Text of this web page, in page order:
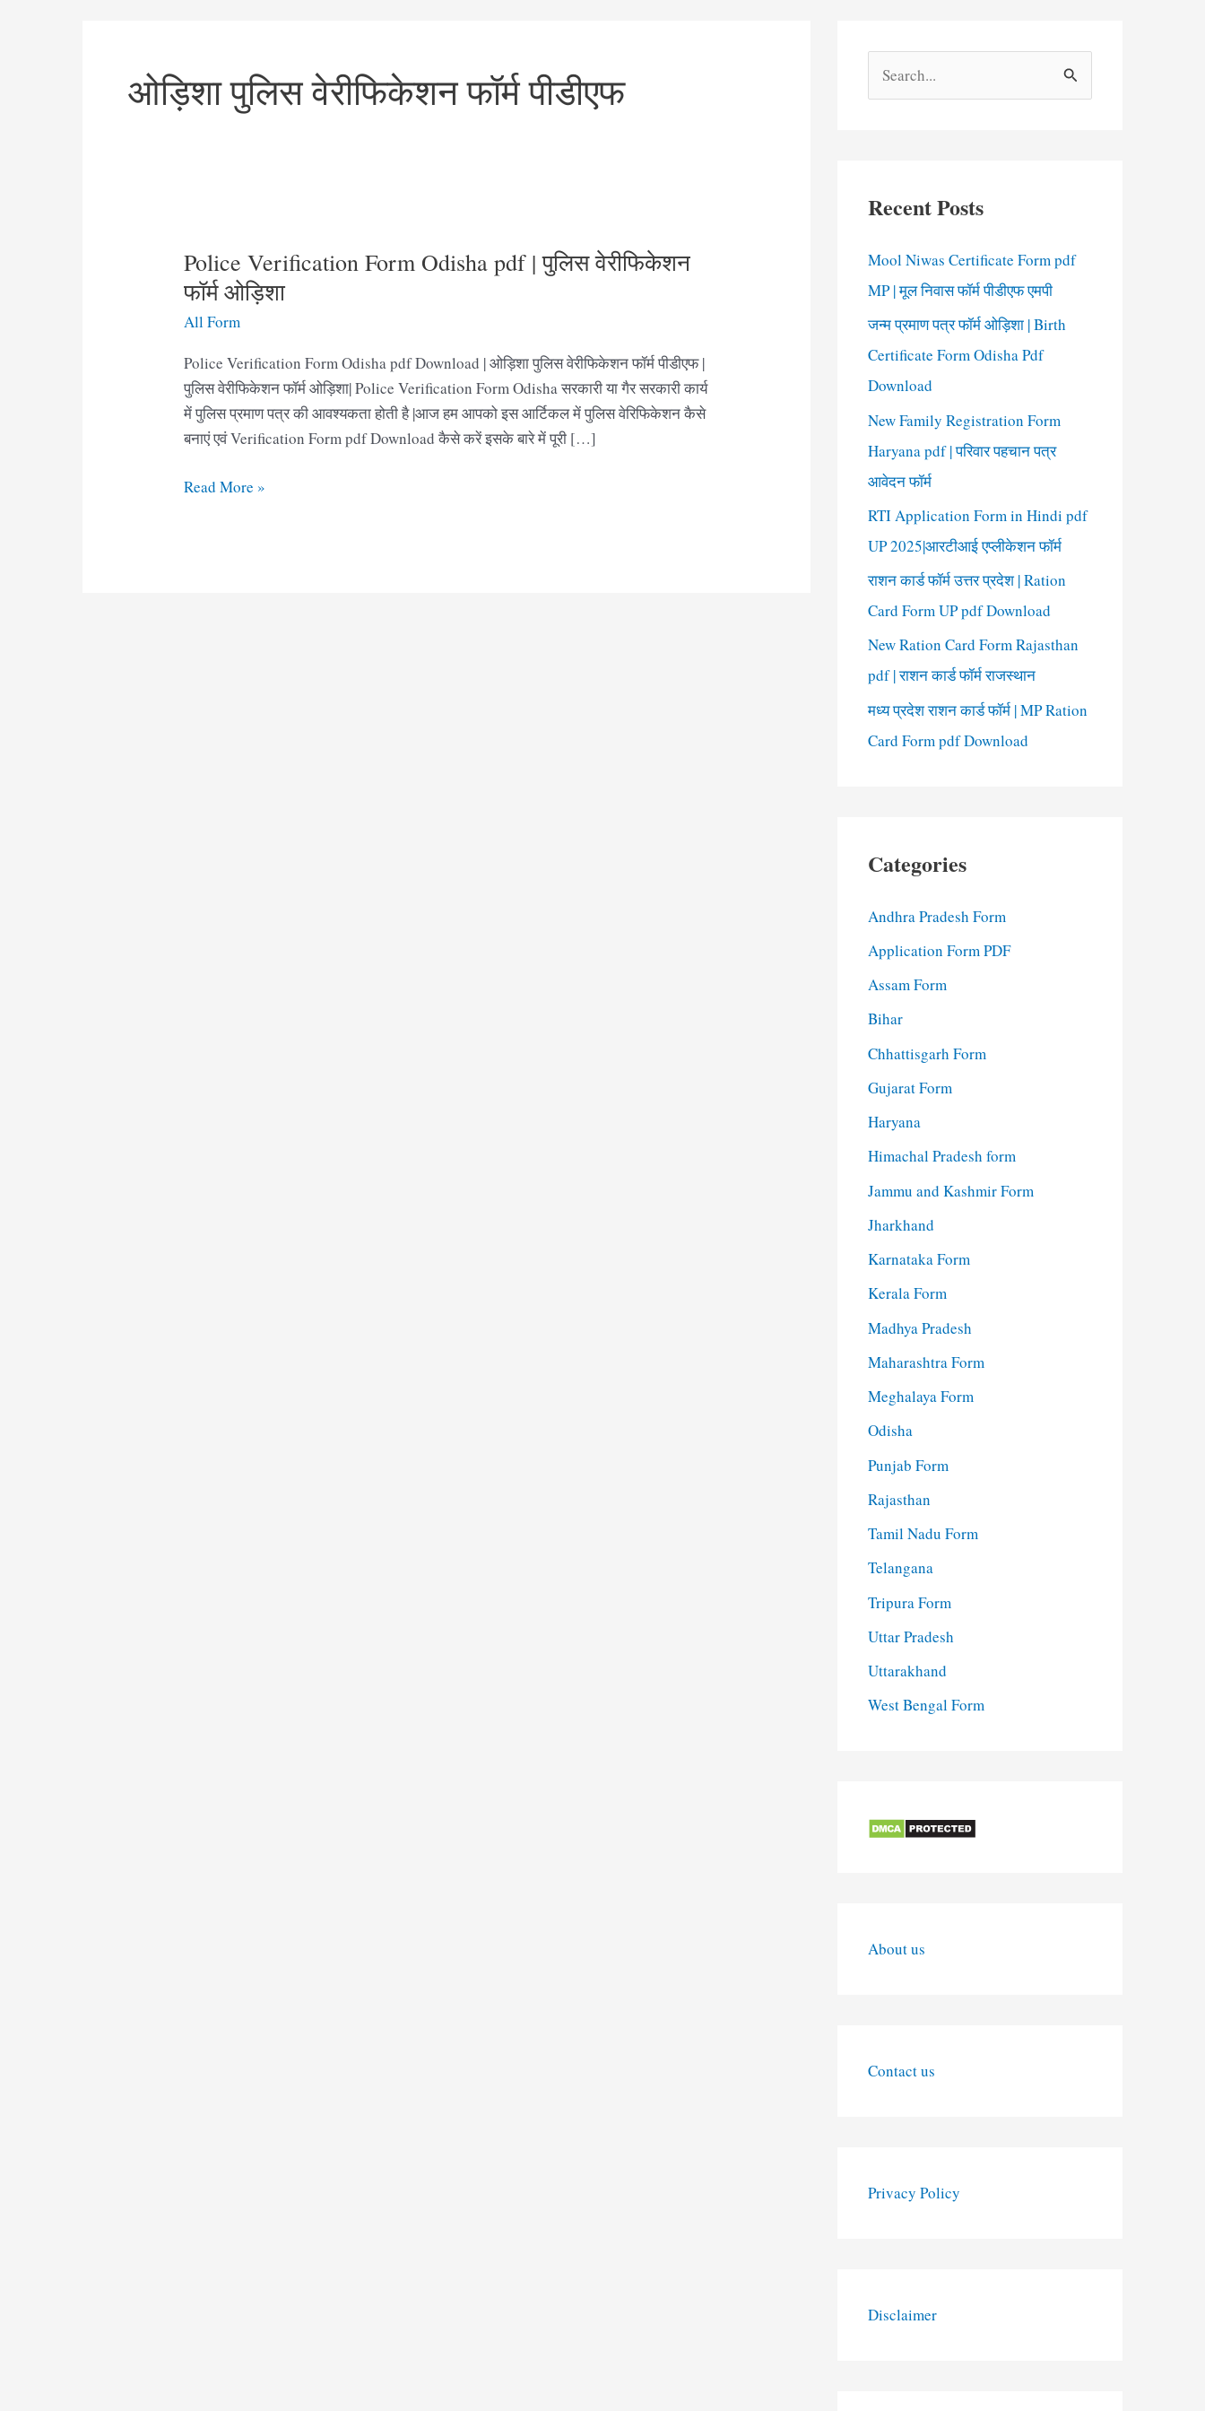
ओड़िशा पुलिस वेरीफिकेशन फॉर्म पीडीएफ
Police Verification Form Odisha pdf | पुलिस वेरीफिकेशन
फॉर्म ओड़िशा
All Form
Police Verification Form Odisha pdf Download | ओड़िशा पुलिस वेरीफिकेशन फॉर्म पीडीएफ |
पुलिस वेरीफिकेशन फॉर्म ओड़िशा| Police Verification Form Odisha सरकारी या गैर सरकारी कार्य
में पुलिस प्रमाण पत्र की आवश्यकता होती है |आज हम आपको इस आर्टिकल में पुलिस वेरिफिकेशन कैसे
बनाएं एवं Verification Form pdf Download कैसे करें इसके बारे में पूरी […]
Police
Read More »
e
h
Recent Posts
Mool Niwas Certificate Form pdf
MP | मूल निवास फॉर्म पीडीएफ एमपी
जन्म प्रमाण पत्र फॉर्म ओड़िशा | Birth
Certificate Form Odisha Pdf
Download
New Family Registration Form
Haryana pdf | परिवार पहचान पत्र
आवेदन फॉर्म
RTI Application Form in Hindi pdf
UP 2025|आरटीआई एप्लीकेशन फॉर्म
राशन कार्ड फॉर्म उत्तर प्रदेश | Ration
Card Form UP pdf Download
New Ration Card Form Rajasthan
pdf | राशन कार्ड फॉर्म राजस्थान
मध्य प्रदेश राशन कार्ड फॉर्म | MP Ration
Card Form pdf Download
Categories
Andhra Pradesh Form
Application Form PDF
Assam Form
Bihar
Chhattisgarh Form
Gujarat Form
Haryana
Himachal Pradesh form
Jammu and Kashmir Form
Jharkhand
Karnataka Form
Kerala Form
Madhya Pradesh
Maharashtra Form
Meghalaya Form
Odisha
Punjab Form
Rajasthan
Tamil Nadu Form
Telangana
Tripura Form
Uttar Pradesh
Uttarakhand
West Bengal Form
About us
Contact us
Privacy Policy
Disclaimer